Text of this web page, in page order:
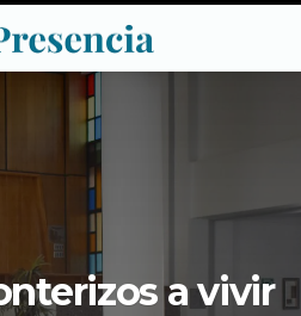
a vivir